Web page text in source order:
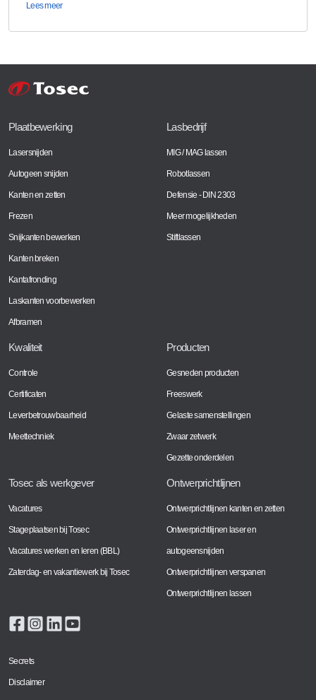
Lees meer
Plaatbewerking
Lasersnijden
Autogeen snijden
Kanten en zetten
Frezen
Snijkanten bewerken
Kanten breken
Kantafronding
Laskanten voorbewerken
Afbramen
Lasbedrijf
MIG / MAG lassen
Robotlassen
Defensie - DIN 2303
Meer mogelijkheden
Stiftlassen
Kwaliteit
Controle
Certificaten
Leverbetrouwbaarheid
Meettechniek
Producten
Gesneden producten
Freeswerk
Gelaste samenstellingen
Zwaar zetwerk
Gezette onderdelen
Tosec als werkgever
Vacatures
Stageplaatsen bij Tosec
Vacatures werken en leren (BBL)
Zaterdag- en vakantiewerk bij Tosec
Ontwerprichtlijnen
Ontwerprichtlijnen kanten en zetten
Ontwerprichtlijnen laser en
autogeensnijden
Ontwerprichtlijnen verspanen
Ontwerprichtlijnen lassen
Secrets
Disclaimer